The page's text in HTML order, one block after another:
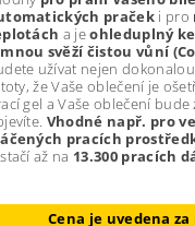
pračeki pro
a jeohleduplný
svěží čistou vůní
užívat nejen
že Vaše oblečení je
gel a Vaše oblečení
Vhodné např. pro
pracích
až na 13.300 pracích
Cena je uvedena